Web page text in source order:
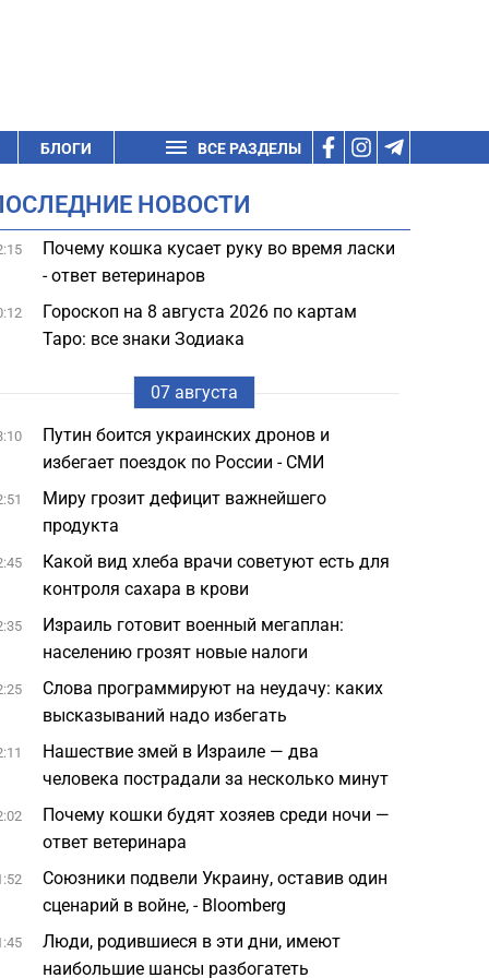
БЛОГИ ВСЕ РАЗДЕЛЫ
НОВОСТИ
Почему кошка кусает руку во время ласки
- ответ ветеринаров
Гороскоп на 8 августа 2026 по картам
Таро: все знаки Зодиака
07 августа
Путин боится украинских дронов и
избегает поездок по России - СМИ
Миру грозит дефицит важнейшего
продукта
Какой вид хлеба врачи советуют есть для
контроля сахара в крови
Израиль готовит военный мегаплан:
населению грозят новые налоги
Слова программируют на неудачу: каких
высказываний надо избегать
Нашествие змей в Израиле — два
человека пострадали за несколько минут
Почему кошки будят хозяев среди ночи —
ответ ветеринара
Союзники подвели Украину, оставив один
сценарий в войне, - Bloomberg
Люди, родившиеся в эти дни, имеют
наибольшие шансы разбогатеть